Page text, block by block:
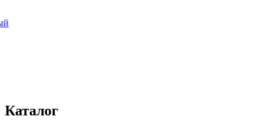
Каталог